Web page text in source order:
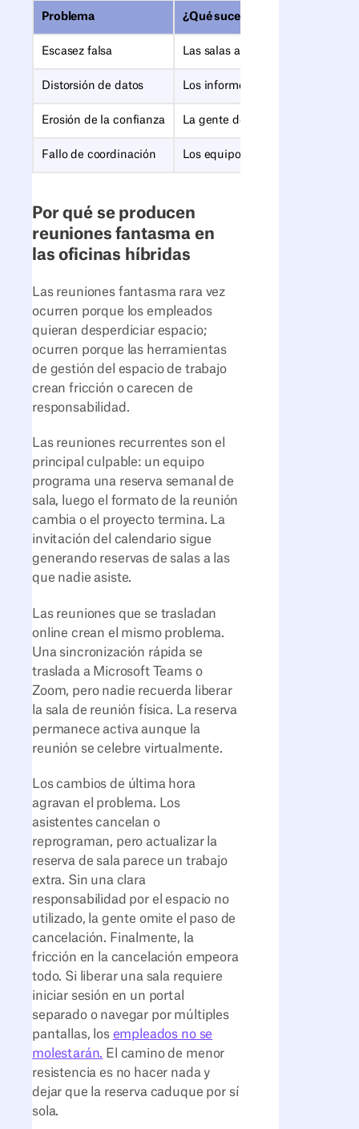
Problema ¿Qué sucede?
Escasez falsa Las salas aparecen como
Distorsión de datos Los informes de utilización
Erosión de la confianza La gente deja de creer en el
Fallo de coordinación Los equipos no pueden
Por qué se producen
reuniones fantasma en
las oficinas híbridas
Las reuniones fantasma rara vez
ocurren porque los empleados
quieran desperdiciar espacio;
ocurren porque las herramientas
de gestión del espacio de trabajo
crean fricción o carecen de
responsabilidad.
Las reuniones recurrentes son el
principal culpable: un equipo
programa una reserva semanal de
sala, luego el formato de la reunión
cambia o el proyecto termina. La
invitación del calendario sigue
generando reservas de salas a las
que nadie asiste.
Las reuniones que se trasladan
online crean el mismo problema.
Una sincronización rápida se
traslada a Microsoft Teams o
Zoom, pero nadie recuerda liberar
la sala de reunión física. La reserva
permanece activa aunque la
reunión se celebre virtualmente.
Los cambios de última hora
agravan el problema. Los
asistentes cancelan o
reprograman, pero actualizar la
reserva de sala parece un trabajo
extra. Sin una clara
responsabilidad por el espacio no
utilizado, la gente omite el paso de
cancelación. Finalmente, la
fricción en la cancelación empeora
todo. Si liberar una sala requiere
iniciar sesión en un portal
separado o navegar por múltiples
pantallas, los empleados no se
molestarán. El camino de menor
resistencia es no hacer nada y
dejar que la reserva caduque por sí
sola.